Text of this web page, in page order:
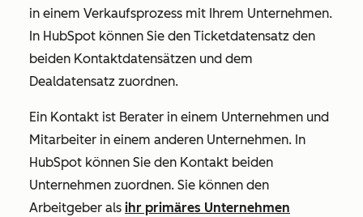
in einem Verkaufsprozess mit Ihrem Unternehmen.
In HubSpot können Sie den Ticketdatensatz den
beiden Kontaktdatensätzen und dem
Dealdatensatz zuordnen.
Ein Kontakt ist Berater in einem Unternehmen und
Mitarbeiter in einem anderen Unternehmen. In
HubSpot können Sie den Kontakt beiden
Unternehmen zuordnen. Sie können den
Arbeitgeber als ihr primäres Unternehmen